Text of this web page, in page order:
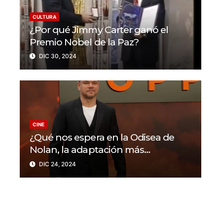
CULTURA
¿Por qué Jimmy Carter ganó el
Premio Nobel de la Paz?
DIC 30, 2024
CINE
¿Qué nos espera en la Odisea de
Nolan, la adaptación más
ambiciosa del maestro del cine?
DIC 24, 2024